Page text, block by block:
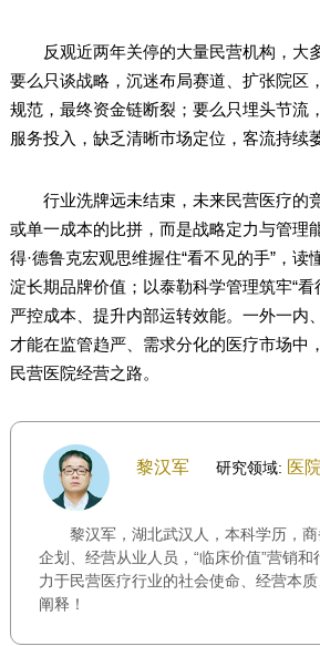
反观近两年关停的大量民营机构，大多
要么只谈战略，沉迷布局赛道、扩张院区
规范，最终资金链断裂；要么只埋头节流
服务投入，缺乏清晰市场定位，客流持续
行业洗牌远未结束，未来民营医疗的
或单一成本的比拼，而是战略定力与管理
得·德鲁克宏观思维握住“看不见的手”，读
淀长期品牌价值；以泰勒科学管理筑牢“看
严控成本、提升内部运转效能。一外一内
才能在监管趋严、需求分化的医疗市场中
民营医院经营之路。
黎汉军 研究领域: 医
黎汉军，湖北武汉人，本科学历，
企划、经营从业人员，“临床价值”营销
力于民营医疗行业的社会使命、经营本
阐释！